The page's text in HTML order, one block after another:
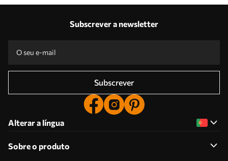
Subscrever a newsletter
Subscrever
Alterar a língua
Sobre o produto